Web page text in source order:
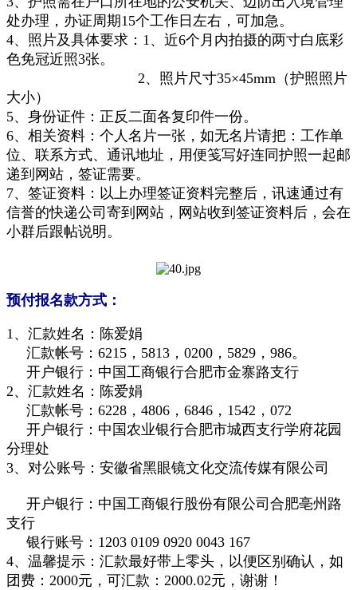
处办理，办证周期15个工作日左右，可加急。
4、照片及具体要求：1、近6个月内拍摄的两寸白底彩
色免冠近照3张。
2、照片尺寸35×45mm（护照照片
大小）
5、身份证件：正反二面各复印件一份。
6、相关资料：个人名片一张，如无名片请把：工作单
位、联系方式、通讯地址，用便笺写好连同护照一起邮
递到网站，签证需要。
7、签证资料：以上办理签证资料完整后，讯速通过有
信誉的快递公司寄到网站，网站收到签证资料后，会在
小群后跟帖说明。
预付报名款方式：
1、汇款姓名：陈爱娟
汇款帐号：6215，5813，0200，5829，986。
开户银行：中国工商银行合肥市金寨路支行
2、汇款姓名：陈爱娟
汇款帐号：6228，4806，6846，1542，072
开户银行：中国农业银行合肥市城西支行学府花园
分理处
3、对公账号：安徽省黑眼镜文化交流传媒有限公司
开户银行：中国工商银行股份有限公司合肥亳州路
支行
银行账号：1203 0109 0920 0043 167
4、温馨提示：汇款最好带上零头，以便区别确认，如
团费：2000元，可汇款：2000.02元，谢谢！